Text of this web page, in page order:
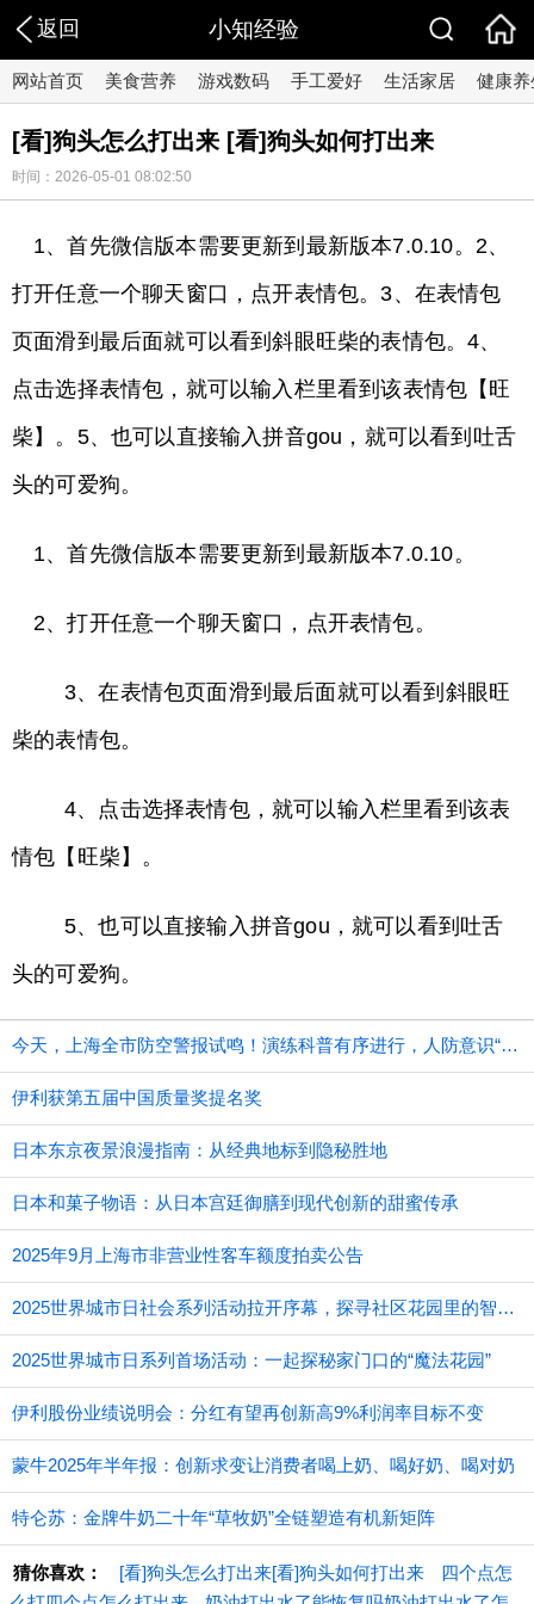
返回 小知经验
网站首页 美食营养 游戏数码 手工爱好 生活家居 健康养
[看]狗头怎么打出来 [看]狗头如何打出来
时间：2026-05-01 08:02:50
1、首先微信版本需要更新到最新版本7.0.10。2、
打开任意一个聊天窗口，点开表情包。3、在表情包
页面滑到最后面就可以看到斜眼旺柴的表情包。4、
点击选择表情包，就可以输入栏里看到该表情包【旺
柴】。5、也可以直接输入拼音gou，就可以看到吐舌
头的可爱狗。
1、首先微信版本需要更新到最新版本7.0.10。
2、打开任意一个聊天窗口，点开表情包。
3、在表情包页面滑到最后面就可以看到斜眼旺
柴的表情包。
4、点击选择表情包，就可以输入栏里看到该表
情包【旺柴】。
5、也可以直接输入拼音gou，就可以看到吐舌
头的可爱狗。
今天，上海全市防空警报试鸣！演练科普有序进行，人防意识“声入人心”
伊利获第五届中国质量奖提名奖
日本东京夜景浪漫指南：从经典地标到隐秘胜地
日本和菓子物语：从日本宫廷御膳到现代创新的甜蜜传承
2025年9月上海市非营业性客车额度拍卖公告
2025世界城市日社会系列活动拉开序幕，探寻社区花园里的智慧应用
2025世界城市日系列首场活动：一起探秘家门口的“魔法花园”
伊利股份业绩说明会：分红有望再创新高9%利润率目标不变
蒙牛2025年半年报：创新求变让消费者喝上奶、喝好奶、喝对奶
特仑苏：金牌牛奶二十年“草牧奶”全链塑造有机新矩阵
猜你喜欢： [看]狗头怎么打出来[看]狗头如何打出来
四个点怎